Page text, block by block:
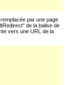
par une page
de la balise de
vers une URL de la